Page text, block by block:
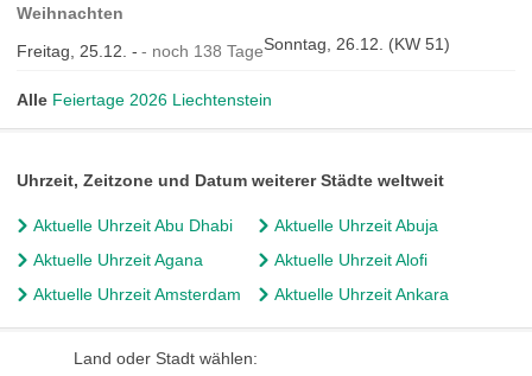
Weihnachten
Freitag, 25.12. -
Sonntag, 26.12. (KW 51)
noch 138 Tage
Alle Feiertage 2026 Liechtenstein
Uhrzeit, Zeitzone und Datum weiterer Städte weltweit
Aktuelle Uhrzeit Abu Dhabi
Aktuelle Uhrzeit Abuja
Aktuelle Uhrzeit Agana
Aktuelle Uhrzeit Alofi
Aktuelle Uhrzeit Amsterdam
Aktuelle Uhrzeit Ankara
Land oder Stadt wählen: